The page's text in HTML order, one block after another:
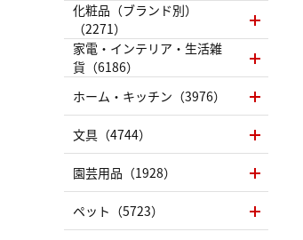
化粧品（ブランド別）
（2271）
家電・インテリア・生活雑
貨（6186）
ホーム・キッチン（3976）
文具（4744）
園芸用品（1928）
ペット（5723）